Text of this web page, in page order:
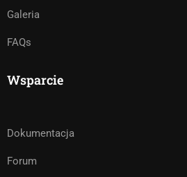
Galeria
FAQs
Wsparcie
Dokumentacja
Forum